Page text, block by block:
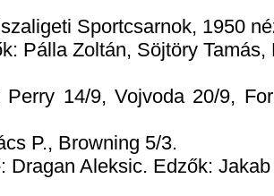
Sportcsarnok, 1950
Pálla Zoltán, Söjtöry Tamás,
Perry 14/9, Vojvoda 20/9,
P., Browning 5/3.
Dragan Aleksic. Edzők: